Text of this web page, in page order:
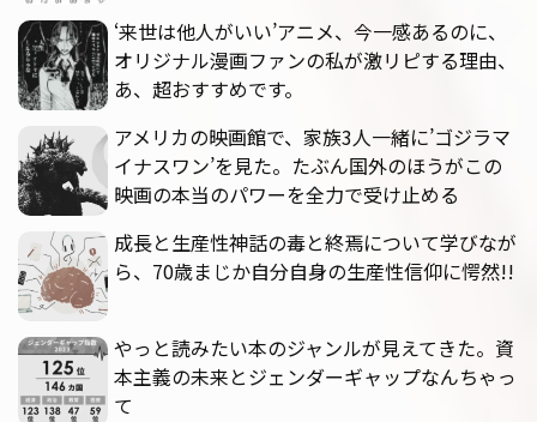
‘来世は他人がいい’アニメ、今一感あるのに、
オリジナル漫画ファンの私が激リピする理由、
あ、超おすすめです。
アメリカの映画館で、家族3人一緒に’ゴジラマ
イナスワン’を見た。たぶん国外のほうがこの
映画の本当のパワーを全力で受け止める
成長と生産性神話の毒と終焉について学びなが
ら、70歳まじか自分自身の生産性信仰に愕然!!
やっと読みたい本のジャンルが見えてきた。資
本主義の未来とジェンダーギャップなんちゃっ
て